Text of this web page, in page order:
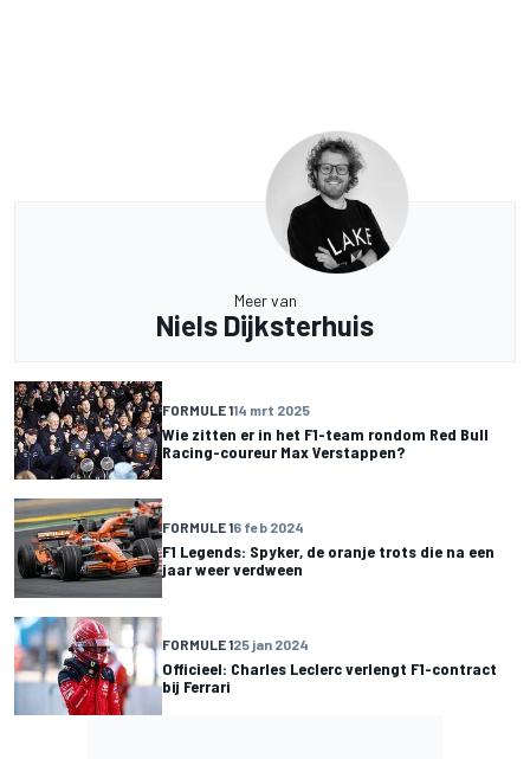
Meer van
Niels Dijksterhuis
FORMULE 114 mrt 2025
Wie zitten er in het F1-team rondom Red Bull
Racing-coureur Max Verstappen?
FORMULE 16 feb 2024
F1 Legends: Spyker, de oranje trots die na een
jaar weer verdween
FORMULE 125 jan 2024
Officieel: Charles Leclerc verlengt F1-contract
bij Ferrari